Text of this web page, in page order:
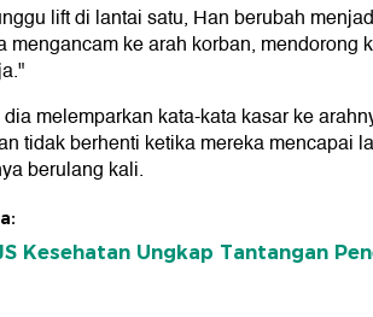
lift di lantai satu, Han berubah
mengancam ke arah korban, mendorong
melemparkan kata-kata kasar ke
tidak berhenti ketika mereka mencapai
berulang kali.
Kesehatan Ungkap Tantangan